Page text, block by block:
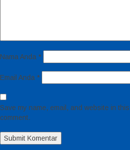
Nama Anda *
Email Anda *
Save my name, email, and website in
comment.